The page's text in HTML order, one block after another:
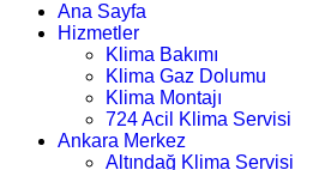
Ana Sayfa
Hizmetler
Klima Bakımı
Klima Gaz Dolumu
Klima Montajı
724 Acil Klima Servisi
Ankara Merkez
Altındağ Klima Servisi